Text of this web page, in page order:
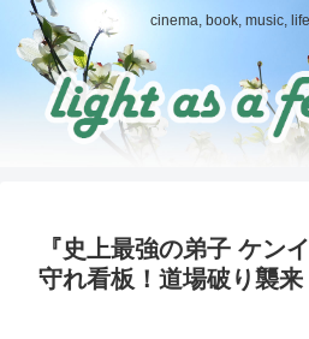
cinema, book, music,
『史上最強の弟子 ケン
守れ看板！道場破り襲来